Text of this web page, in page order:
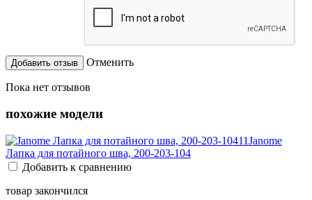
Отменить
Пока нет отзывов
похожие модели
Janome
Лапка для потайного шва, 200-203-104
Добавить к сравнению
товар закончился